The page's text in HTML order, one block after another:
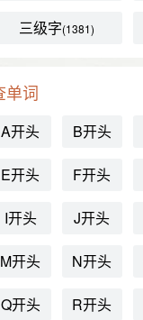
三级字(1381)
单词
A开头 B开头
E开头 F开头
I开头 J开头
M开头 N开头
Q开头 R开头